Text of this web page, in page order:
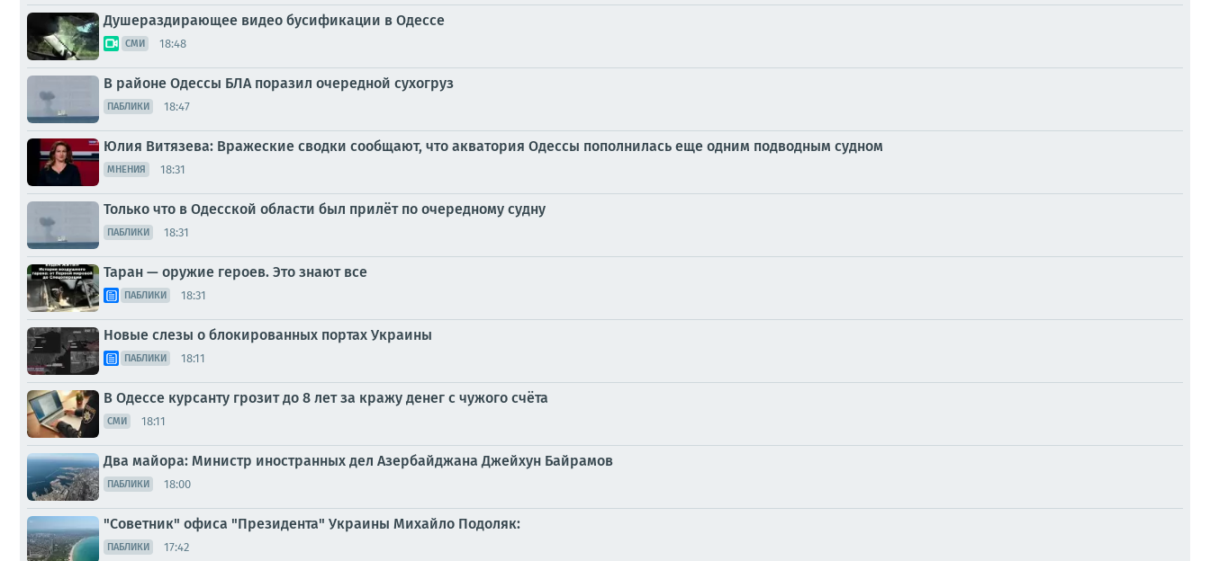
Душераздирающее видео бусификации в Одессе
СМИ 18:48
В районе Одессы БЛА поразил очередной сухогруз
ПАБЛИКИ 18:47
Юлия Витязева: Вражеские сводки сообщают, что акватория Одессы пополнилась еще одним подводным судном
МНЕНИЯ 18:31
Только что в Одесской области был прилёт по очередному судну
ПАБЛИКИ 18:31
Таран — оружие героев. Это знают все
ПАБЛИКИ 18:31
Новые слезы о блокированных портах Украины
ПАБЛИКИ 18:11
В Одессе курсанту грозит до 8 лет за кражу денег с чужого счёта
СМИ 18:11
Два майора: Министр иностранных дел Азербайджана Джейхун Байрамов
ПАБЛИКИ 18:00
"Советник" офиса "Президента" Украины Михайло Подоляк:
ПАБЛИКИ 17:42